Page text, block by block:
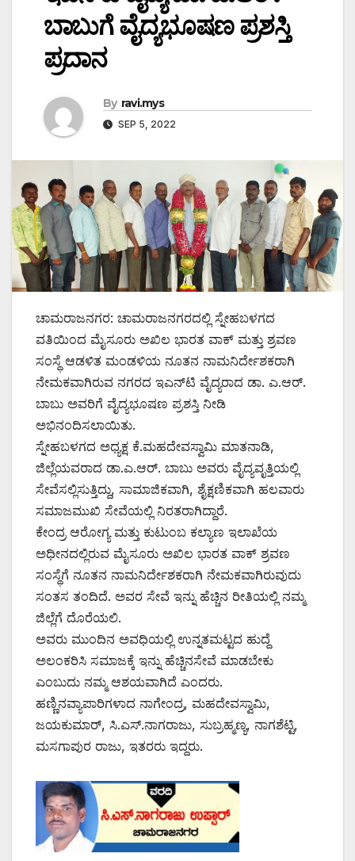
ಬಾಬುಗೆ ವೈದ್ಯಭೂಷಣ ಪ್ರಶಸ್ತಿ
ಪ್ರದಾನ
By ravi.mys
SEP 5, 2022
ಚಾಮರಾಜನಗರ: ಚಾಮರಾಜನಗರದಲ್ಲಿ ಸ್ನೇಹಬಳಗದ
ವತಿಯಿಂದ ಮೈಸೂರು ಅಖಿಲ ಭಾರತ ವಾಕ್ ಮತ್ತು ಶ್ರವಣ
ಸಂಸ್ಥೆ ಆಡಳಿತ ಮಂಡಳಿಯ ನೂತನ ನಾಮನಿರ್ದೇಶಕರಾಗಿ
ನೇಮಕವಾಗಿರುವ ನಗರದ ಇಎನ್‌ಟಿ ವೈದ್ಯರಾದ ಡಾ. ಎ.ಆರ್.
ಬಾಬು ಅವರಿಗೆ ವೈದ್ಯಭೂಷಣ ಪ್ರಶಸ್ತಿ ನೀಡಿ
ಅಭಿನಂದಿಸಲಾಯಿತು.
ಸ್ನೇಹಬಳಗದ ಅಧ್ಯಕ್ಷ ಕೆ.ಮಹದೇವಸ್ವಾಮಿ ಮಾತನಾಡಿ,
ಜಿಲ್ಲೆಯವರಾದ ಡಾ.ಎ.ಆರ್. ಬಾಬು ಅವರು ವೈದ್ಯವೃತ್ತಿಯಲ್ಲಿ
ಸೇವೆಸಲ್ಲಿಸುತ್ತಿದ್ದು, ಸಾಮಾಜಿಕವಾಗಿ, ಶೈಕ್ಷಣಿಕವಾಗಿ ಹಲವಾರು
ಸಮಾಜಮುಖಿ ಸೇವೆಯಲ್ಲಿ ನಿರತರಾಗಿದ್ದಾರೆ.
ಕೇಂದ್ರ ಆರೋಗ್ಯ ಮತ್ತು ಕುಟುಂಬ ಕಲ್ಯಾಣ ಇಲಾಖೆಯ
ಅಧೀನದಲ್ಲಿರುವ ಮೈಸೂರು ಅಖಿಲ ಭಾರತ ವಾಕ್ ಶ್ರವಣ
ಸಂಸ್ಥೆಗೆ ನೂತನ ನಾಮನಿರ್ದೇಶಕರಾಗಿ ನೇಮಕವಾಗಿರುವುದು
ಸಂತಸ ತಂದಿದೆ. ಅವರ ಸೇವೆ ಇನ್ನು ಹೆಚ್ಚಿನ ರೀತಿಯಲ್ಲಿ ನಮ್ಮ
ಜಿಲ್ಲೆಗೆ ದೊರೆಯಲಿ.
ಅವರು ಮುಂದಿನ ಅವಧಿಯಲ್ಲಿ ಉನ್ನತಮಟ್ಟದ ಹುದ್ದೆ
ಅಲಂಕರಿಸಿ ಸಮಾಜಕ್ಕೆ ಇನ್ನು ಹೆಚ್ಚಿನಸೇವೆ ಮಾಡಬೇಕು
ಎಂಬುದು ನಮ್ಮ ಆಶಯವಾಗಿದೆ ಎಂದರು.
ಹಣ್ಣಿನವ್ಯಾಪಾರಿಗಳಾದ ನಾಗೇಂದ್ರ, ಮಹದೇವಸ್ವಾಮಿ,
ಜಯಕುಮಾರ್, ಸಿ.ಎಸ್.ನಾಗರಾಜು, ಸುಬ್ರಹ್ಮಣ್ಯ, ನಾಗಶೆಟ್ಟಿ,
ಮಸಗಾಪುರ ರಾಜು, ಇತರರು ಇದ್ದರು.